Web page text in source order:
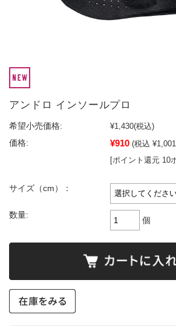
アンドロ インソールプロ
希望小売価格: ¥1,430(税込)
価格:
¥910 (税込
[ポイント還元 10
サイズ（cm）：
数量:
個